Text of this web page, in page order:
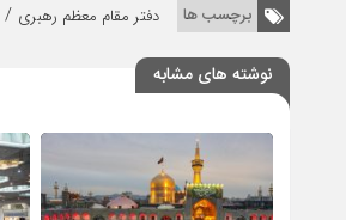
برچسب ها دفتر مقام معظم رهبری /
نوشته های مشابه